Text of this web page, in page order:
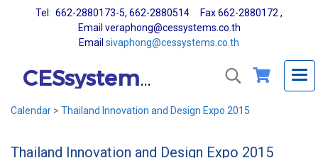
Tel: 662-2880173-5, 662-2880514 Fax 662-2880172 ,
Email veraphong@cessystems.co.th
Email sivaphong@cessystems.co.th
CESsystems Co., Ltd.
Calendar > Thailand Innovation and Design Expo 2015
Thailand Innovation and Design Expo 2015